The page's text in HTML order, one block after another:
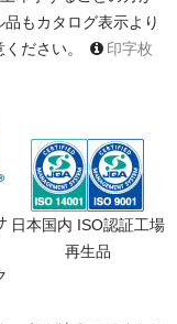
もカタログ表示より
ださい。
印字枚
日本国内 ISO認証工場
再生品